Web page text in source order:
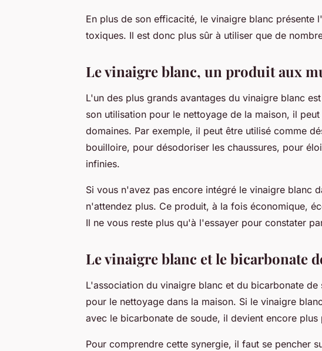
En plus de son efficacité, le vinaigre blanc présente
toxiques. Il est donc plus sûr à utiliser que de
Le vinaigre blanc, un produit aux
L'un des plus grands avantages du vinaigre blanc
son utilisation pour le nettoyage de la maison, il
domaines. Par exemple, il peut être utilisé comme
bouilloire, pour désodoriser les chaussures, pour
infinies.
Si vous n'avez pas encore intégré le vinaigre blanc
n'attendez plus. Ce produit, à la fois économique,
Il ne vous reste plus qu'à l'essayer pour constater
Le vinaigre blanc et le bicarbonate
L'association du vinaigre blanc et du bicarbonate
pour le nettoyage dans la maison. Si le vinaigre
avec le bicarbonate de soude, il devient encore plus
Pour comprendre cette synergie, il faut se pencher